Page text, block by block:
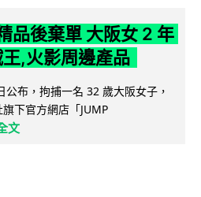
品後棄單 大阪女 2 年
,火影周邊產品
布，拘捕一名 32 歲大阪女子，
下官方網店「JUMP
文